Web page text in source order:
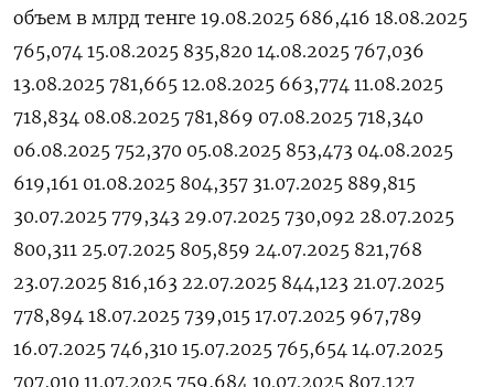
объем в млрд тенге 19.08.2025 686,416 18.08.2025
765,074 15.08.2025 835,820 14.08.2025 767,036
13.08.2025 781,665 12.08.2025 663,774 11.08.2025
718,834 08.08.2025 781,869 07.08.2025 718,340
06.08.2025 752,370 05.08.2025 853,473 04.08.2025
619,161 01.08.2025 804,357 31.07.2025 889,815
30.07.2025 779,343 29.07.2025 730,092 28.07.2025
800,311 25.07.2025 805,859 24.07.2025 821,768
23.07.2025 816,163 22.07.2025 844,123 21.07.2025
778,894 18.07.2025 739,015 17.07.2025 967,789
16.07.2025 746,310 15.07.2025 765,654 14.07.2025
707,010 11.07.2025 759,684 10.07.2025 807,127